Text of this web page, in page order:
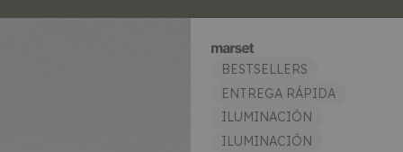
BESTSELLERS
ENTREGA RÁPIDA
ILUMINACIÓN
ILUMINACIÓN